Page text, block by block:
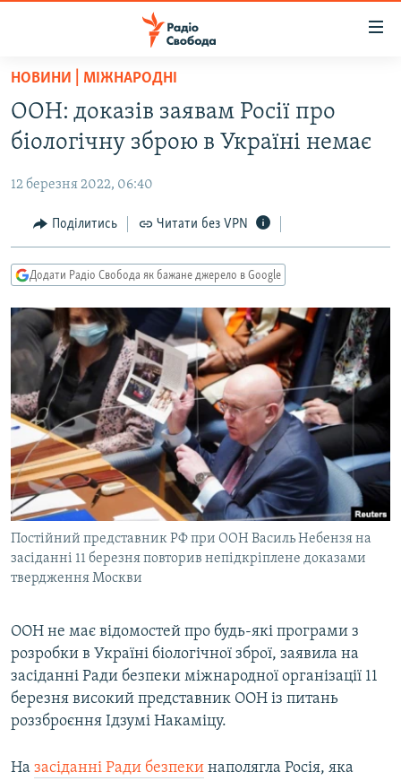
Перейти
основного
матеріалу
до
навігації
Перейти
до
ВСЕ ЗА ДОБУ
ПОЛІТИКА
ЕКОНОМІКА
КУЛЬТУРА
СПОРТ
УКРАЇНА
СВІТ
ВІЙНА
РОСІЙСЬКА «ФІЛЬТРАЦІЯ»
КРИМ.РЕАЛІЇ
ТИ ЯК?
СХЕМИ
КИТАЙ.ВИКЛИКИ
МУЛЬТИМЕДІА
ФОТО
СПЕЦПРОЄКТИ
ПОДКАСТИ
КРИМ РЕАЛІЇ
РУС
КТАТ
ДОЛУЧАЙСЯ!
НОВИНИ | МІЖНАРОДНІ
ООН: доказів заявам Росії про
біологічну зброю в Україні немає
12 березня 2022, 06:40
Поділитись Читати без VPN
Додати Радіо Свобода як бажане джерело в Google
Постійний представник РФ при ООН Василь Небензя на
засіданні 11 березня повторив непідкріплене доказами
твердження Москви
ООН не має відомостей про будь-які програми з
розробки в Україні біологічної зброї, заявила на
засіданні Ради безпеки міжнародної організації 11
березня високий представник ООН із питань
роззброєння Ідзумі Накаміцу.
На засіданні Ради безпеки наполягла Росія, яка